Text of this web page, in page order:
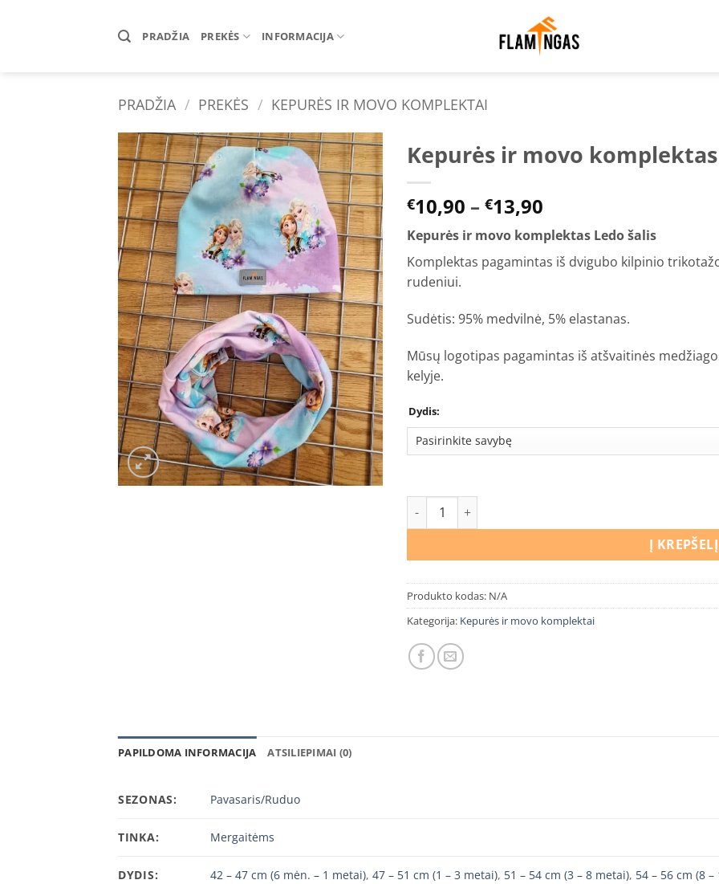
PRADŽIA PREKĖS INFORMACIJA
PRADŽIA / PREKĖS / KEPURĖS IR MOVO KOMPLEKTAI
Add to
wishlist
Kepurės ir movo
€10,90 – €13,90
range:
€10,90
through
Kepurės ir movo komplektas Ledo šalis
Komplektas pagamintas iš dvigubo kilpinio
rudeniui.
Sudėtis: 95% medvilnė, 5% elastanas.
Mūsų logotipas pagamintas iš atšvaitinės
kelyje.
Dydis:
produkto kiekis: Kepurės ir movo komplektas Ledo
Į KREPŠELĮ
Produkto kodas: N/A
Kategorija: Kepurės ir movo komplektai
PAPILDOMA INFORMACIJA ATSILIEPIMAI (0)
SEZONAS: Pavasaris/Ruduo
TINKA: Mergaitėms
DYDIS: 42 – 47 cm (6 mėn. – 1 metai),47 – 51 cm (1 – 3 metai), 51 – 54 cm (3 – 8 metai), 54 – 56 cm (8